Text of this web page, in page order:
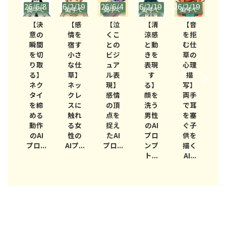
両手で
体を触
2026/2/19
【感
情を
宿す
小さ
な仕
草】
ネッ
クレ
スに
触れ
る女
性の
AIプ...
両手で
体を触
2026/6/4
【泣
くこ
との
ビジ
ュア
ル表
現】
感情
の頂
点を
捉え
たAI
プロ...
両手で
体を触
2026/2/19
【清
涼感
と動
きを
表現
す
る】
顔を
洗う
男性
のAI
プロ
ンプ
両手で
体を触
2026/2/19
【音
を拒
む仕
草の
心理
描
写】
両手
で耳
を塞
ぐ子
供を
描く
AI...
両手で
体を触
2026/2/19
【知
性と
内省
を演
出す
る仕
草】
ひげ
を撫
でる
男性
のAI
プロ...